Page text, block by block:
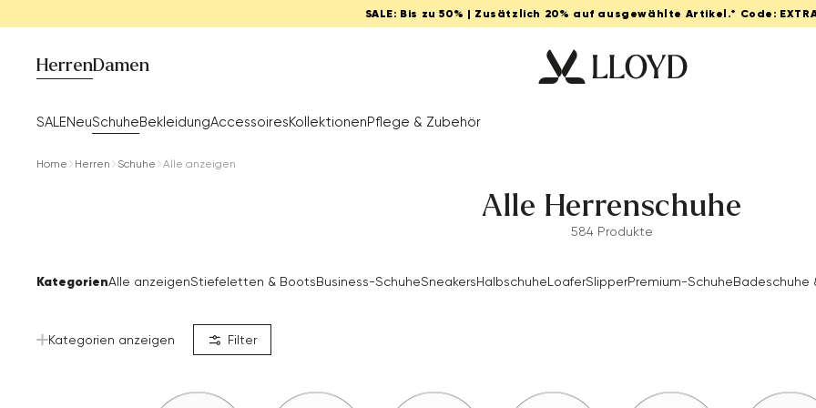
SALE: Bis zu 50% | Zusätzlich 20% auf ausgewählte Artikel.* Code:
Herren
SALENeuSchuheBekleidungAccessoiresKollektionenPflege & Zubehör
Damen
Home Herren Schuhe Alle anzeigen
Alle Herrenschuhe
584 Produkte
KategorienAlle anzeigenStiefeletten & BootsBusiness-SchuheSneakersHalbschuheLoaferSlipperPremium-SchuheBadeschuhe
Kategorien anzeigen Filter